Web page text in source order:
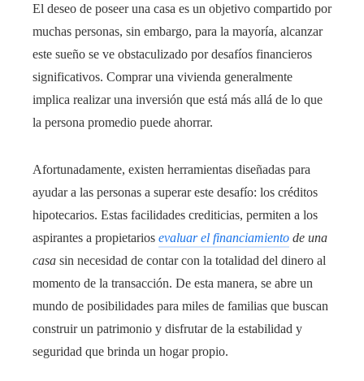
El deseo de poseer una casa es un objetivo compartido por
muchas personas, sin embargo, para la mayoría, alcanzar
este sueño se ve obstaculizado por desafíos financieros
significativos. Comprar una vivienda generalmente
implica realizar una inversión que está más allá de lo que
la persona promedio puede ahorrar.
Afortunadamente, existen herramientas diseñadas para
ayudar a las personas a superar este desafío: los créditos
hipotecarios. Estas facilidades crediticias, permiten a los
aspirantes a propietarios evaluar el financiamiento de una
casa sin necesidad de contar con la totalidad del dinero al
momento de la transacción. De esta manera, se abre un
mundo de posibilidades para miles de familias que buscan
construir un patrimonio y disfrutar de la estabilidad y
seguridad que brinda un hogar propio.